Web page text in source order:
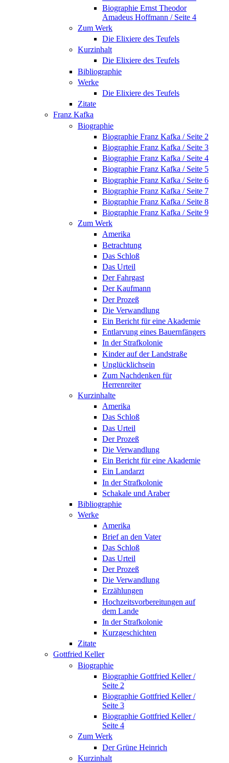
Biographie Ernst Theodor
Amadeus Hoffmann / Seite 4
Zum Werk
Die Elixiere des Teufels
Kurzinhalt
Die Elixiere des Teufels
Bibliographie
Werke
Die Elixiere des Teufels
Zitate
Franz Kafka
Biographie
Biographie Franz Kafka / Seite 2
Biographie Franz Kafka / Seite 3
Biographie Franz Kafka / Seite 4
Biographie Franz Kafka / Seite 5
Biographie Franz Kafka / Seite 6
Biographie Franz Kafka / Seite 7
Biographie Franz Kafka / Seite 8
Biographie Franz Kafka / Seite 9
Zum Werk
Amerika
Betrachtung
Das Schloß
Das Urteil
Der Fahrgast
Der Kaufmann
Der Prozeß
Die Verwandlung
Ein Bericht für eine Akademie
Entlarvung eines Bauernfängers
In der Strafkolonie
Kinder auf der Landstraße
Unglücklichsein
Zum Nachdenken für
Herrenreiter
Kurzinhalte
Amerika
Das Schloß
Das Urteil
Der Prozeß
Die Verwandlung
Ein Bericht für eine Akademie
Ein Landarzt
In der Strafkolonie
Schakale und Araber
Bibliographie
Werke
Amerika
Brief an den Vater
Das Schloß
Das Urteil
Der Prozeß
Die Verwandlung
Erzählungen
Hochzeitsvorbereitungen auf
dem Lande
In der Strafkolonie
Kurzgeschichten
Zitate
Gottfried Keller
Biographie
Biographie Gottfried Keller /
Seite 2
Biographie Gottfried Keller /
Seite 3
Biographie Gottfried Keller /
Seite 4
Zum Werk
Der Grüne Heinrich
Kurzinhalt